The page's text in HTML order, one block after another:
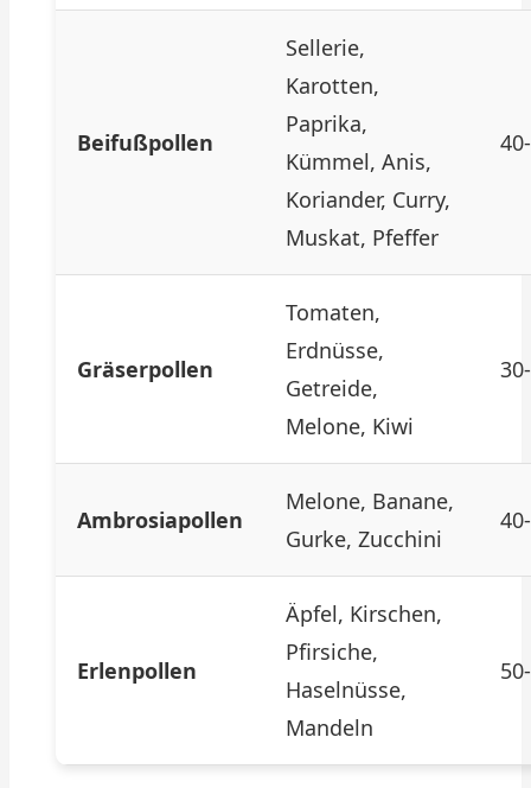
Beifußpollen
Sellerie,
Karotten,
Paprika,
Kümmel, Anis,
Koriander, Curry,
Muskat, Pfeffer
Gräserpollen
Tomaten,
Erdnüsse,
Getreide,
Melone, Kiwi
Ambrosiapollen
Melone, Banane,
Gurke, Zucchini
Erlenpollen
Äpfel, Kirschen,
Pfirsiche,
Haselnüsse,
Mandeln